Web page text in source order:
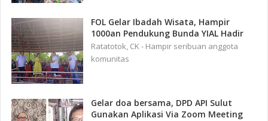
FOL Gelar Ibadah Wisata, Hampir
1000an Pendukung Bunda YIAL Hadir
Ratatotok, CK - Hampir seribuan anggota
komunitas
Gelar doa bersama, DPD API Sulut
Gunakan Aplikasi Via Zoom Meeting